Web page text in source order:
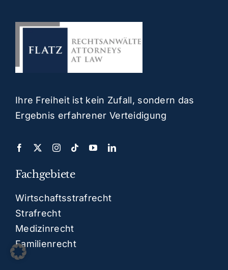
Ihre Freiheit ist kein Zufall, sondern das
Ergebnis erfahrener Verteidigung
Fachgebiete
Wirtschaftsstrafrecht
Strafrecht
Medizinrecht
Familienrecht